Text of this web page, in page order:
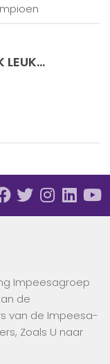
Impeesagroep
de
van de Impeesa-
Zoals U naar